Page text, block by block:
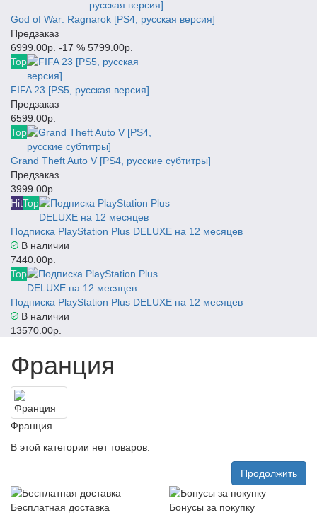
God of War: Ragnarok [PS4, русская версия]
Предзаказ
6999.00р. -17 % 5799.00р.
Top
FIFA 23 [PS5, русская версия]
Предзаказ
6599.00р.
Top
Grand Theft Auto V [PS4, русские субтитры]
Предзаказ
3999.00р.
HitTop
Подписка PlayStation Plus DELUXE на 12 месяцев
В наличии
7440.00р.
Top
Подписка PlayStation Plus DELUXE на 12 месяцев
В наличии
13570.00р.
Франция
Франция
В этой категории нет товаров.
Продолжить
Бесплатная доставка
Бонусы за покупку